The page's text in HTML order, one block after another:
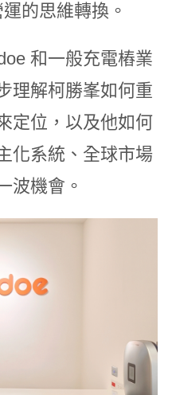
的思維轉換。
和一般充電樁業
理解柯勝峯如何重
定位，以及他如何
化系統、全球市場
波機會。